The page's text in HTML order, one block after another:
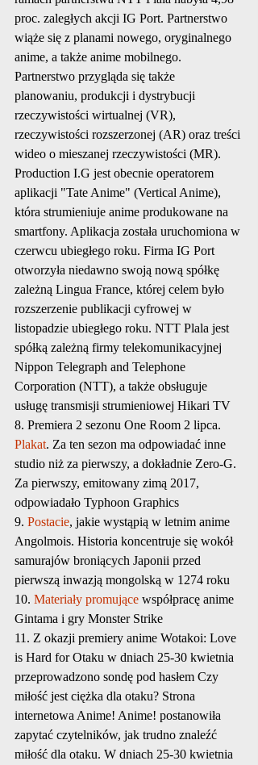
proc. zaległych akcji IG Port. Partnerstwo
wiąże się z planami nowego, oryginalnego
anime, a także anime mobilnego.
Partnerstwo przygląda się także
planowaniu, produkcji i dystrybucji
rzeczywistości wirtualnej (VR),
rzeczywistości rozszerzonej (AR) oraz treści
wideo o mieszanej rzeczywistości (MR).
Production I.G jest obecnie operatorem
aplikacji "Tate Anime" (Vertical Anime),
która strumieniuje anime produkowane na
smartfony. Aplikacja została uruchomiona w
czerwcu ubiegłego roku. Firma IG Port
otworzyła niedawno swoją nową spółkę
zależną Lingua France, której celem było
rozszerzenie publikacji cyfrowej w
listopadzie ubiegłego roku. NTT Plala jest
spółką zależną firmy telekomunikacyjnej
Nippon Telegraph and Telephone
Corporation (NTT), a także obsługuje
usługę transmisji strumieniowej Hikari TV
8. Premiera 2 sezonu One Room 2 lipca.
Plakat. Za ten sezon ma odpowiadać inne
studio niż za pierwszy, a dokładnie Zero-G.
Za pierwszy, emitowany zimą 2017,
odpowiadało Typhoon Graphics
9. Postacie, jakie wystąpią w letnim anime
Angolmois. Historia koncentruje się wokół
samurajów broniących Japonii przed
pierwszą inwazją mongolską w 1274 roku
10. Materiały promujące współpracę anime
Gintama i gry Monster Strike
11. Z okazji premiery anime Wotakoi: Love
is Hard for Otaku w dniach 25-30 kwietnia
przeprowadzono sondę pod hasłem Czy
miłość jest ciężka dla otaku? Strona
internetowa Anime! Anime! postanowiła
zapytać czytelników, jak trudno znaleźć
miłość dla otaku. W dniach 25-30 kwietnia